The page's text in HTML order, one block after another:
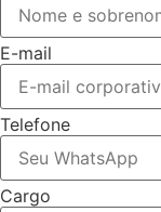
E-mail
Telefone
Cargo